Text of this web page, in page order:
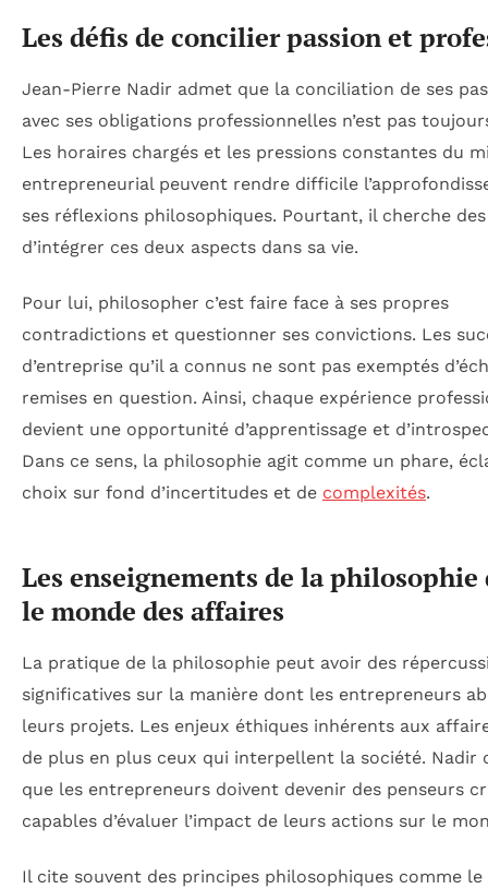
Les défis de concilier passion et
Jean-Pierre Nadir admet que la conciliation de ses
avec ses obligations professionnelles n’est pas
Les horaires chargés et les pressions constantes du
entrepreneurial peuvent rendre difficile
ses réflexions philosophiques. Pourtant, il cherche
d’intégrer ces deux aspects dans sa vie.
Pour lui, philosopher c’est faire face à ses propres
contradictions et questionner ses convictions. Les
d’entreprise qu’il a connus ne sont pas exemptés
remises en question. Ainsi, chaque expérience
devient une opportunité d’apprentissage et
Dans ce sens, la philosophie agit comme un phare,
choix sur fond d’incertitudes et de complexités.
Les enseignements de la philosophie
le monde des affaires
La pratique de la philosophie peut avoir des
significatives sur la manière dont les entrepreneurs
leurs projets. Les enjeux éthiques inhérents aux
de plus en plus ceux qui interpellent la société. Nadir
que les entrepreneurs doivent devenir des penseurs
capables d’évaluer l’impact de leurs actions sur le
Il cite souvent des principes philosophiques comme le